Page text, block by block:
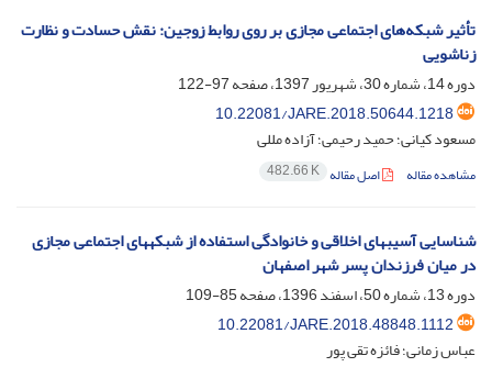
تأثیر شبکه‌های اجتماعی مجازی بر روی روابط زوجین: نقش حسادت و نظارت
زناشویی
دوره 14، شماره 30، شهریور 1397، صفحه
97-122
10.22081/JARE.2018.50644.1218
مسعود کیانی؛ حمید رحیمی؛ آزاده مللی
مشاهده مقاله اصل مقاله 482.66 K
شناسایی آسیبهای اخلاقی و خانوادگی استفاده از شبکههای اجتماعی مجازی
در میان فرزندان پسر شهر اصفهان
دوره 13، شماره 50، اسفند 1396، صفحه
85-109
10.22081/JARE.2018.48848.1112
عباس زمانی؛ فائزه تقی پور